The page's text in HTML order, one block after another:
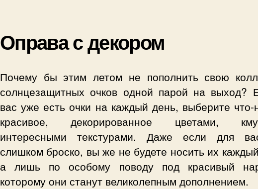
Оправа с декором
Почему бы этим летом не пополнить свою
солнцезащитных очков одной парой на выход?
вас уже есть очки на каждый день, выберите что-
красивое, декорированное цветами,
интересными текстурами. Даже если для
слишком броско, вы же не будете носить их
а лишь по особому поводу под красивый
которому они станут великолепным дополнением.